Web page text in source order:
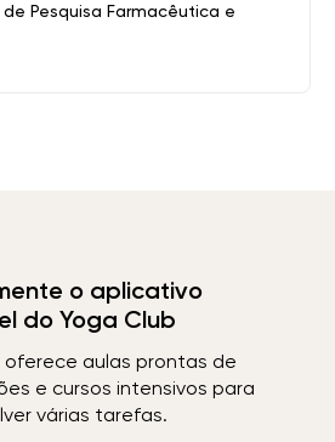
Pesquisa Farmacêutica e
o aplicativo
do Yoga Club
aulas prontas de
e cursos intensivos para
várias tarefas.